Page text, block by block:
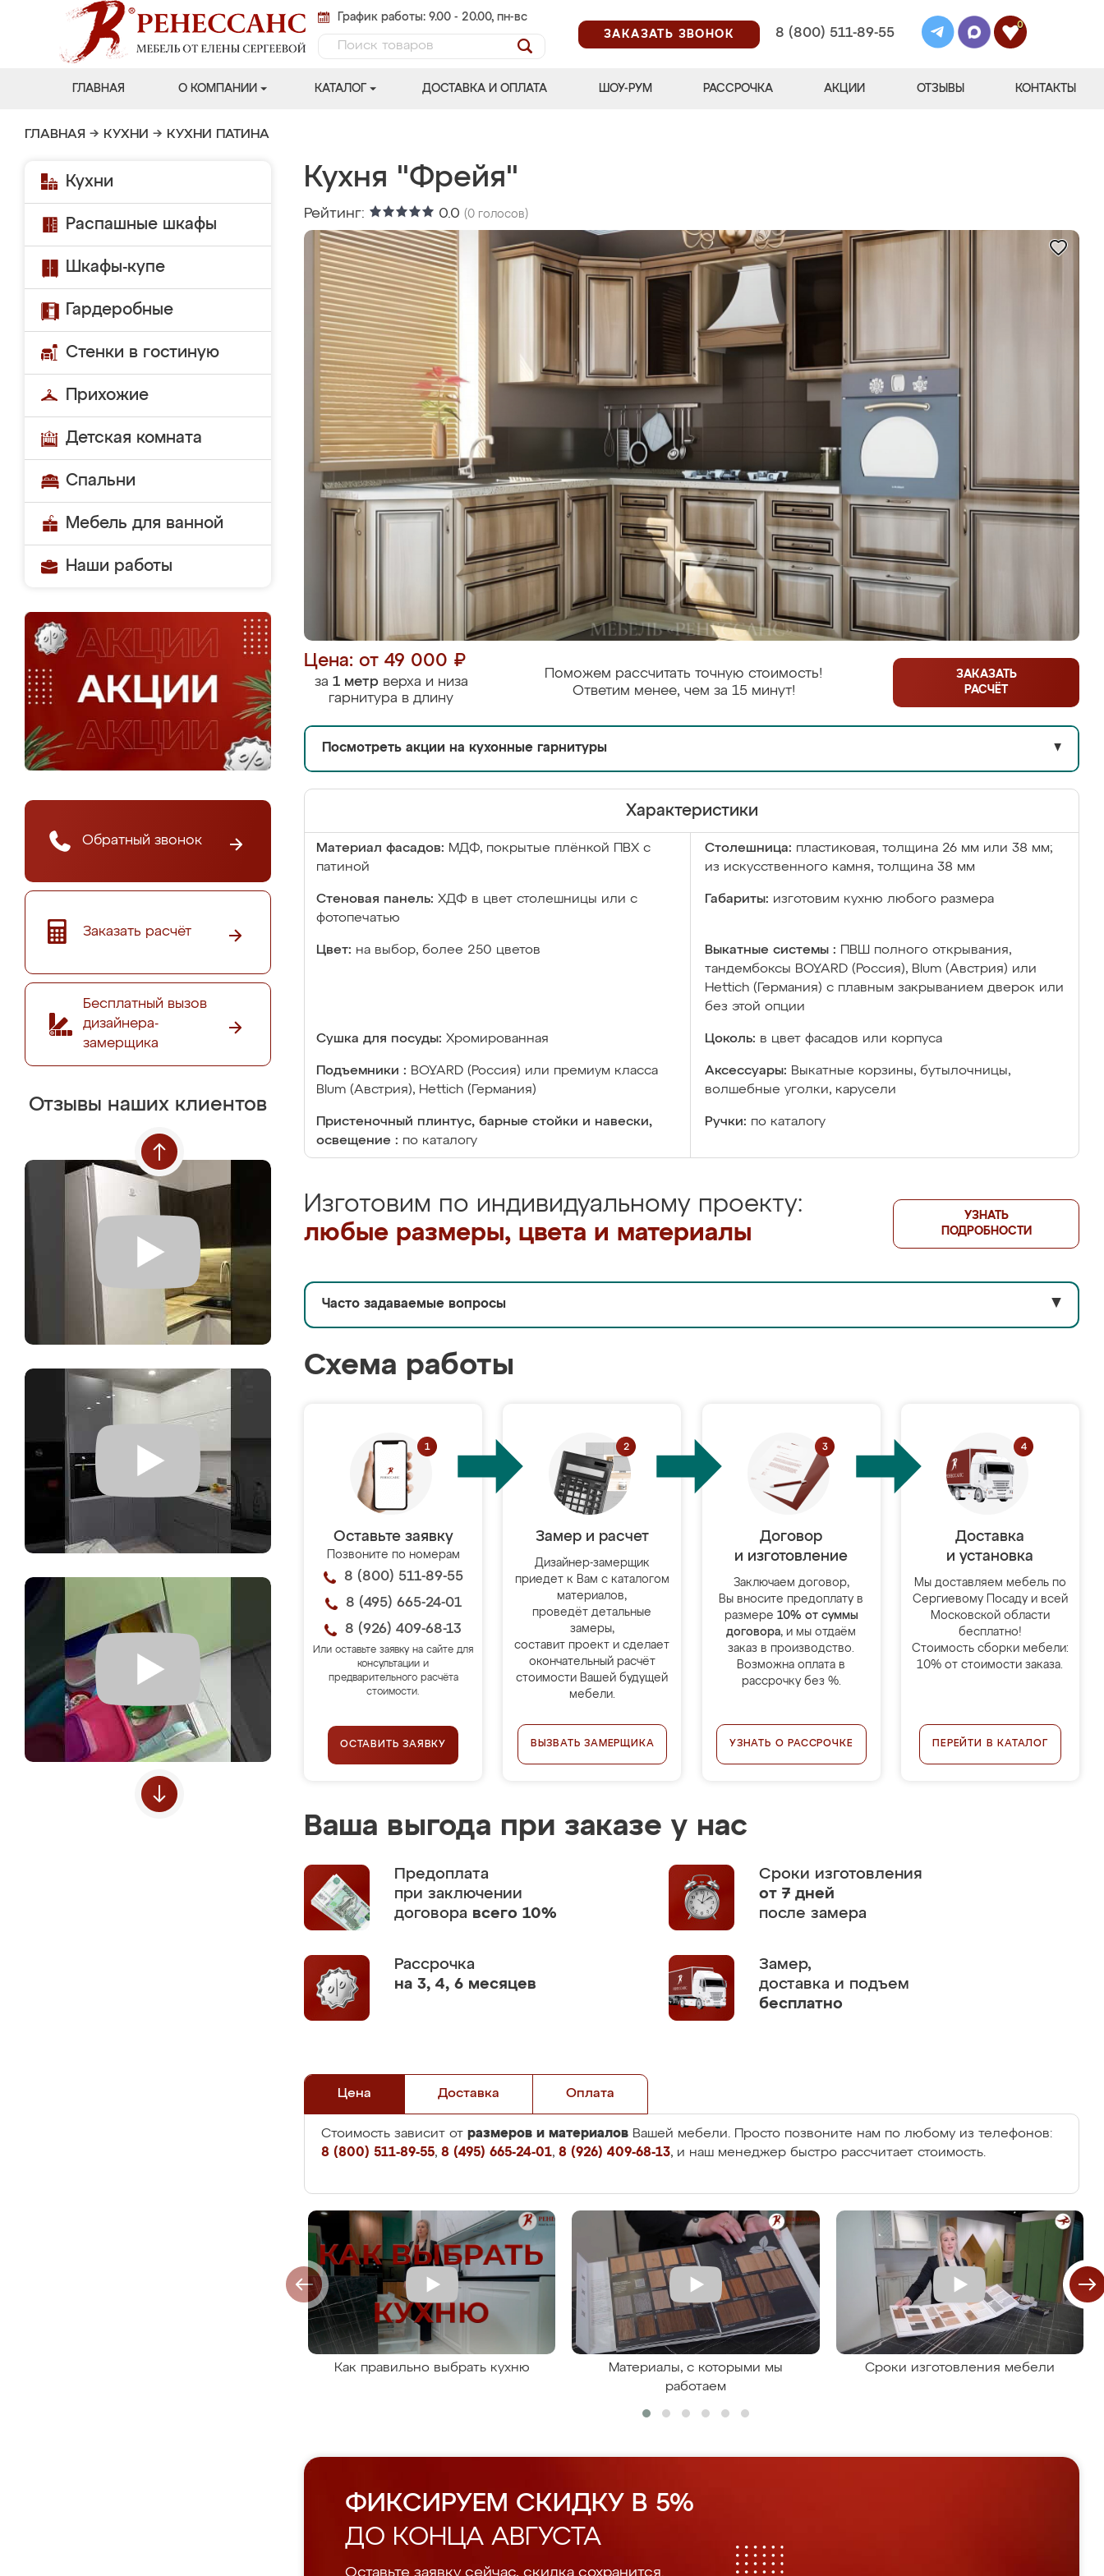
График работы: 9.00 - 20.00, пн-вс
ЗАКАЗАТЬ ЗВОНОК
8 (800) 511-89-55
0
ГЛАВНАЯ О КОМПАНИИ КАТАЛОГ ДОСТАВКА И ОПЛАТА ШОУ-РУМ РАССРОЧКА АКЦИИ ОТЗЫВЫ КОНТАКТЫ
ГЛАВНАЯ → КУХНИ → КУХНИ ПАТИНА
Кухни
Распашные шкафы
Шкафы-купе
Гардеробные
Стенки в гостиную
Прихожие
Детская комната
Спальни
Мебель для ванной
Наши работы
Обратный звонок
Заказать расчёт
Бесплатный вызов
дизайнера-
замерщика
Отзывы наших клиентов
Кухня "Фрейя"
Рейтинг: 0.0 (0 голосов)
Цена: от 49 000 ₽
за 1 метрверха и низа
гарнитура в длину
Поможем рассчитать точную стоимость!
Ответим менее, чем за 15 минут!
ЗАКАЗАТЬ
РАСЧЁТ
Посмотреть акции на кухонные гарнитуры ▼
Характеристики
Материал фасадов: МДФ, покрытые плёнкой ПВХ с
патиной
Столешница: пластиковая, толщина 26 мм или 38 мм;
из искусственного камня, толщина 38 мм
Стеновая панель: ХДФ в цвет столешницы или с
фотопечатью
Габариты: изготовим кухню любого размера
Цвет: на выбор, более 250 цветов Выкатные системы :
ПВШ полного открывания,
тандембоксы BOYARD (Россия), Blum (Австрия) или
Hettich (Германия) с плавным закрыванием дверок или
без этой опции
Сушка для посуды: Хромированная Цоколь: в цвет фасадов или корпуса
Подъемники : BOYARD (Россия) или премиум класса
Blum (Австрия), Hettich (Германия)
Аксессуары: Выкатные корзины, бутылочницы,
волшебные уголки, карусели
Пристеночный плинтус, барные стойки и навески,
освещение : по каталогу
Ручки: по каталогу
Изготовим по индивидуальному проекту:
любые размеры, цвета и материалы
УЗНАТЬ
ПОДРОБНОСТИ
Часто задаваемые вопросы ▼
Схема работы
Оставьте заявку
Позвоните по номерам
8 (800) 511-89-55
8 (495) 665-24-01
8 (926) 409-68-13
Или оставьте заявку на сайте для
консультации и
предварительного расчёта
стоимости.
ОСТАВИТЬ ЗАЯВКУ
Замер и расчет
Дизайнер-замерщик
приедет к Вам с каталогом
материалов,
проведёт детальные
замеры,
составит проект и сделает
окончательный расчёт
стоимости Вашей будущей
мебели.
ВЫЗВАТЬ ЗАМЕРЩИКА
Договор
и изготовление
Заключаем договор,
Вы вносите предоплату в
размере 10% от суммы
договора, и мы отдаём
заказ в производство.
Возможна оплата в
рассрочку без %.
УЗНАТЬ О РАССРОЧКЕ
Доставка
и установка
Мы доставляем мебель по
Сергиевому Посаду и всей
Московской области
бесплатно!
Стоимость сборки мебели:
10% от стоимости заказа.
ПЕРЕЙТИ В КАТАЛОГ
Ваша выгода при заказе у нас
Предоплата
при заключении
договора всего 10%
Сроки изготовления
от 7 дней
после замера
Рассрочка
на 3, 4, 6 месяцев
Замер,
доставка и подъем
бесплатно
Цена Доставка Оплата
Стоимость зависит от размеров и материалов Вашей мебели. Просто позвоните нам по любому из телефонов:
8 (800) 511-89-55, 8 (495) 665-24-01, 8 (926) 409-68-13, и наш менеджер быстро рассчитает стоимость.
Как правильно выбрать кухню
Материалы, с которыми мы
работаем
Сроки изготовления мебели
ФИКСИРУЕМ СКИДКУ В 5%
ДО КОНЦА АВГУСТА
Оставьте заявку сейчас, скидка сохранится.